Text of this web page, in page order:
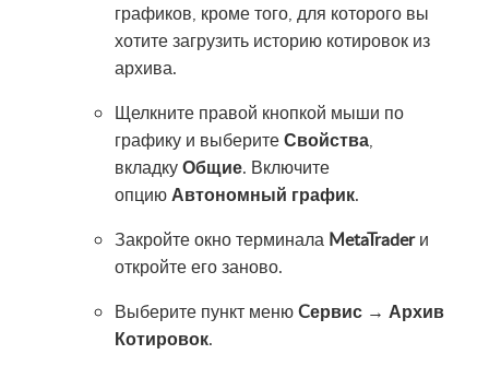
графиков, кроме того, для которого вы
хотите загрузить историю котировок из
архива.
Щелкните правой кнопкой мыши по
графику и выберитеСвойства,
вкладкуОбщие. Включите
опциюАвтономный график.
Закройте окно терминала MetaTraderи
откройте его заново.
Выберите пункт менюCервис → Архив
Котировок.